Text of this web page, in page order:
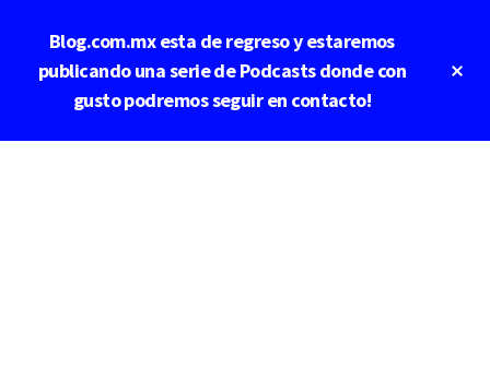
contenido
Blog.com.mx esta de regreso y estaremos
publicando una serie de Podcasts donde con
gusto podremos seguir en contacto!